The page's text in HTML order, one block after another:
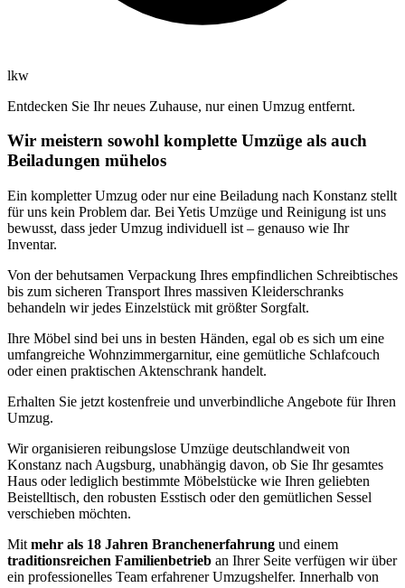
lkw
Entdecken Sie Ihr neues Zuhause, nur einen Umzug entfernt.
Wir meistern sowohl komplette Umzüge als auch
Beiladungen mühelos
Ein kompletter Umzug oder nur eine Beiladung nach Konstanz stellt
für uns kein Problem dar. Bei Yetis Umzüge und Reinigung ist uns
bewusst, dass jeder Umzug individuell ist – genauso wie Ihr
Inventar.
Von der behutsamen Verpackung Ihres empfindlichen Schreibtisches
bis zum sicheren Transport Ihres massiven Kleiderschranks
behandeln wir jedes Einzelstück mit größter Sorgfalt.
Ihre Möbel sind bei uns in besten Händen, egal ob es sich um eine
umfangreiche Wohnzimmergarnitur, eine gemütliche Schlafcouch
oder einen praktischen Aktenschrank handelt.
Erhalten Sie jetzt kostenfreie und unverbindliche Angebote für Ihren
Umzug.
Wir organisieren reibungslose Umzüge deutschlandweit von
Konstanz nach Augsburg, unabhängig davon, ob Sie Ihr gesamtes
Haus oder lediglich bestimmte Möbelstücke wie Ihren geliebten
Beistelltisch, den robusten Esstisch oder den gemütlichen Sessel
verschieben möchten.
Mit mehr als 18 Jahren Branchenerfahrung und einem
traditionsreichen Familienbetrieb an Ihrer Seite verfügen wir über
ein professionelles Team erfahrener Umzugshelfer. Innerhalb von